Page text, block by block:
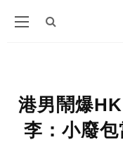
港男鬧爆
李：小廢